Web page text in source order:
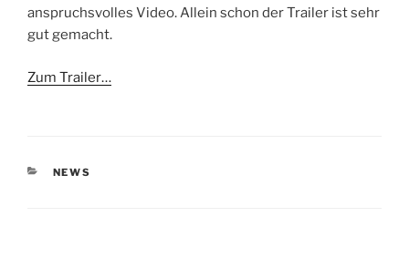
anspruchsvolles Video. Allein schon der Trailer ist sehr
gut gemacht.
Zum Trailer…
KATEGORIEN
NEWS